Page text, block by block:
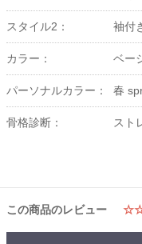
スタイル2： 袖付
カラー： ベー
パーソナルカラー： 春
骨格診断： スト
この商品のレビュー